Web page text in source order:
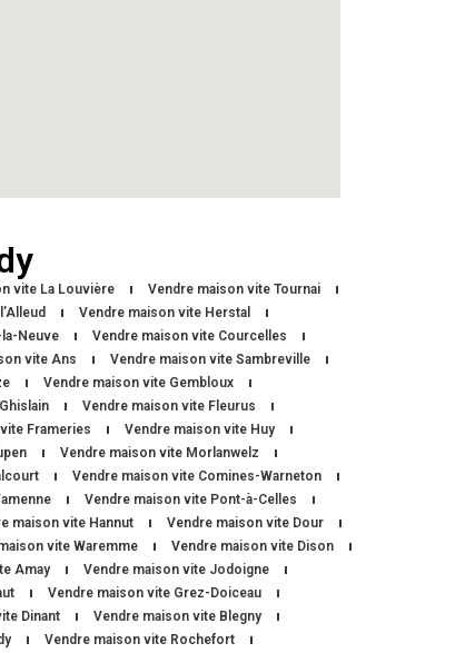
vite La Louvière
Vendre maison vite Tournai
Vendre maison vite Herstal
Neuve
Vendre maison vite Courcelles
vite Ans
Vendre maison vite Sambreville
Vendre maison vite Gembloux
Vendre maison vite Fleurus
Frameries
Vendre maison vite Huy
Vendre maison vite Morlanwelz
Vendre maison vite Comines-Warneton
Vendre maison vite Pont-à-Celles
maison vite Hannut
Vendre maison vite Dour
vite Waremme
Vendre maison vite Dison
Amay
Vendre maison vite Jodoigne
Vendre maison vite Grez-Doiceau
Dinant
Vendre maison vite Blegny
Vendre maison vite Rochefort